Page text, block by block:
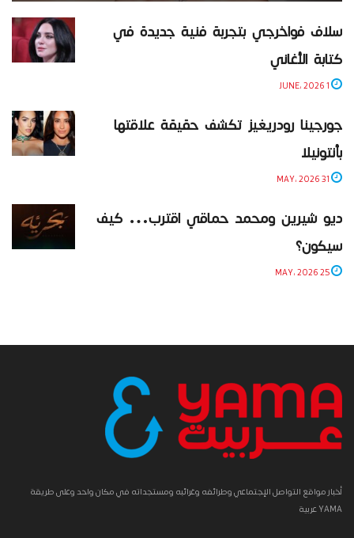
سلاف فواخرجي بتجربة فنية جديدة في
كتابة الأغاني
جورجينا رودريغيز تكشف حقيقة علاقتها
بأنتونيلا
ديو شيرين ومحمد حماقي اقترب… كيف
سيكون؟
أخبار مواقع التواصل الإجتماعي وطرائفه وغرائبه ومستجداته في مكان واحد وعلى طريقة
YAMA عربية